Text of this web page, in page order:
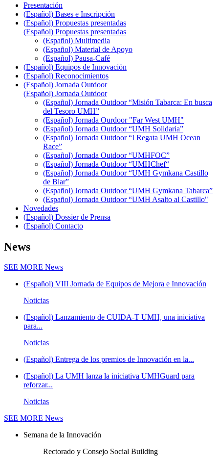
Presentación
(Español) Bases e Inscripción
(Español) Propuestas presentadas
(Español) Propuestas presentadas
(Español) Multimedia
(Español) Material de Apoyo
(Español) Pausa-Café
(Español) Equipos de Innovación
(Español) Reconocimientos
(Español) Jornada Outdoor
(Español) Jornada Outdoor
(Español) Jornada Outdoor “Misión Tabarca: En busca
del Tesoro UMH”
(Español) Jornada Ourdoor "Far West UMH"
(Español) Jornada Outdoor “UMH Solidaria”
(Español) Jornada Outdoor “I Regata UMH Ocean
Race”
(Español) Jornada Outdoor “UMHFOC”
(Español) Jornada Outdoor “UMHChef“
(Español) Jornada Outdoor “UMH Gymkana Castillo
de Biar”
(Español) Jornada Outdoor “UMH Gymkana Tabarca”
(Español) Jornada Outdoor “UMH Asalto al Castillo"
Novedades
(Español) Dossier de Prensa
(Español) Contacto
News
SEE MORE News
(Español) VIII Jornada de Equipos de Mejora e Innovación
Noticias
(Español) Lanzamiento de CUIDA-T UMH, una iniciativa
para...
Noticias
(Español) Entrega de los premios de Innovación en la...
(Español) La UMH lanza la iniciativa UMHGuard para
reforzar...
Noticias
SEE MORE News
Semana de la Innovación
Rectorado y Consejo Social Building